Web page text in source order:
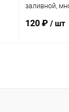
заливной,
120 ₽ / шт
Купить в 1